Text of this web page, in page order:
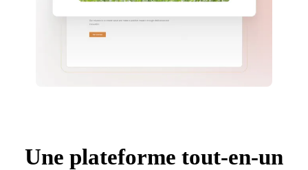
Une plateforme tout-en-un